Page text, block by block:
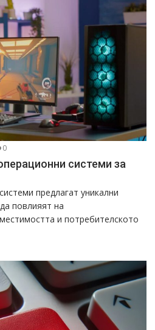
0
системи за
предлагат уникални
повлияят на
и потребителското